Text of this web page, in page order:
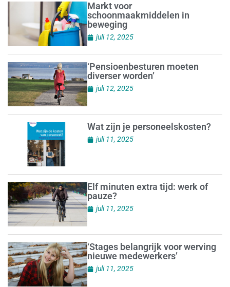
Markt voor
schoonmaakmiddelen in
beweging
juli 12, 2025
‘Pensioenbesturen moeten
diverser worden’
juli 12, 2025
Wat zijn je personeelskosten?
juli 11, 2025
Elf minuten extra tijd: werk of
pauze?
juli 11, 2025
‘Stages belangrijk voor werving
nieuwe medewerkers’
juli 11, 2025